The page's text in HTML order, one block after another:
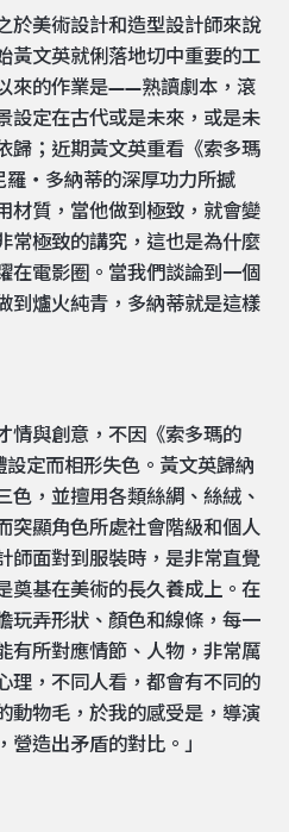
於美術設計和造型設計師來說
黃文英就俐落地切中重要的工
來的作業是——熟讀劇本，滾
設定在古代或是未來，或是未
歸；近期黃文英重看《索多瑪
・多納蒂的深厚功力所撼
材質，當他做到極致，就會變
常極致的講究，這也是為什麼
在電影圈。當我們談論到一個
到爐火純青，多納蒂就是這樣
情與創意，不因《索多瑪的
定而相形失色。黃文英歸納
色，並擅用各類絲綢、絲絨、
突顯角色所處社會階級和個人
師面對到服裝時，是非常直覺
奠基在美術的長久養成上。在
玩弄形狀、顏色和線條，每一
有所對應情節、人物，非常厲
理，不同人看，都會有不同的
動物毛，於我的感受是，導演
營造出矛盾的對比。」